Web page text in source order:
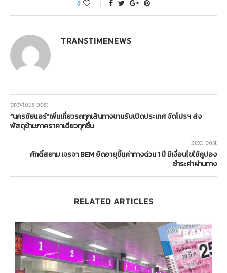
0
TRANSTIMENEWS
previous post
“นครชัยแอร์”เพิ่มเที่ยวรถทุกเส้นทางขานรับเปิดประเทศ จัดโปรฯ ส่ง
พัสดุข้ามภาคราคาเดียวทุกชิ้น
next post
ศักดิ์สยาม เจรจา BEM ยืดอายุขึ้นค่าทางด่วน 1 ปี มีเงื่อนไขใช้คูปอง
ชำระค่าผ่านทาง
RELATED ARTICLES